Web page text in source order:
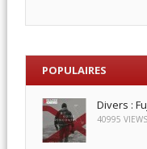
POPULAIRES
Divers :
40995